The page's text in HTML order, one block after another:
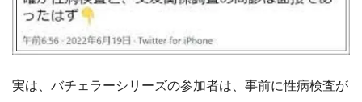
実は、バチェラーシリーズの参加者は、事前に性病検査が